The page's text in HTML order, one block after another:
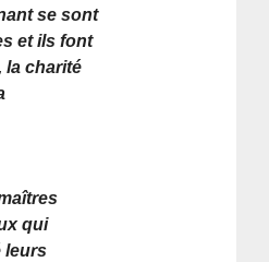
se sont
et ils font
la charité
qui
leurs